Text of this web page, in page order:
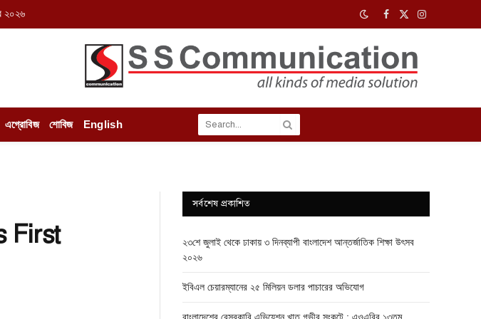
২০২৬
Facebook
X
Instagram
এগ্রোবিজ শোবিজ English
First
সর্বশেষ প্রকাশিত
২৩শে জুলাই থেকে ঢাকায় ৩ দিনব্যাপী বাংলাদেশ আন্তর্জাতিক শিক্ষা উৎসব
২০২৬
ইবিএল চেয়ারম্যানের ২৫ মিলিয়ন ডলার পাচারের অভিযোগ